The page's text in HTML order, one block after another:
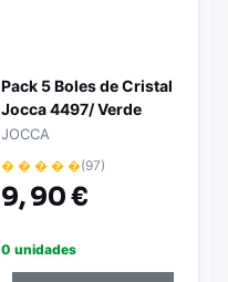
Pack 5 Boles de Cristal
Jocca 4497/ Verde
JOCCA
� � � � �(97)
9,90 €
0 unidades